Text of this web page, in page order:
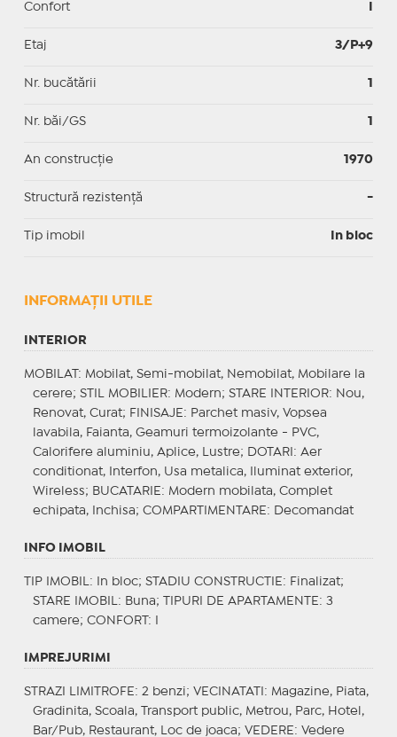
Confort
Etaj 3/P+9
Nr. bucătării 1
Nr. băi/GS 1
An construcție 1970
Structură rezistență -
Tip imobil In bloc
INFORMAŢII UTILE
INTERIOR
MOBILAT : Mobilat, Semi-mobilat, Nemobilat, Mobilare la
cerere; STIL MOBILIER: Modern; STARE INTERIOR: Nou,
Renovat, Curat; FINISAJE : Parchet masiv, Vopsea
lavabila, Faianta, Geamuri termoizolante - PVC,
Calorifere aluminiu, Aplice, Lustre;
DOTARI : Aer
conditionat, Interfon, Usa metalica, Iluminat exterior,
Wireless; BUCATARIE : Modern mobilata, Complet
echipata, Inchisa; COMPARTIMENTARE : Decomandat
INFO IMOBIL
TIP IMOBIL : In bloc; STADIU CONSTRUCTIE : Finalizat;
STARE IMOBIL : Buna; TIPURI DE APARTAMENTE : 3
camere; CONFORT : I
IMPREJURIMI
STRAZI LIMITROFE : 2 benzi; VECINATATI : Magazine, Piata,
Gradinita, Scoala, Transport public, Metrou, Parc, Hotel,
Bar/Pub, Restaurant, Loc de joaca; VEDERE : Vedere